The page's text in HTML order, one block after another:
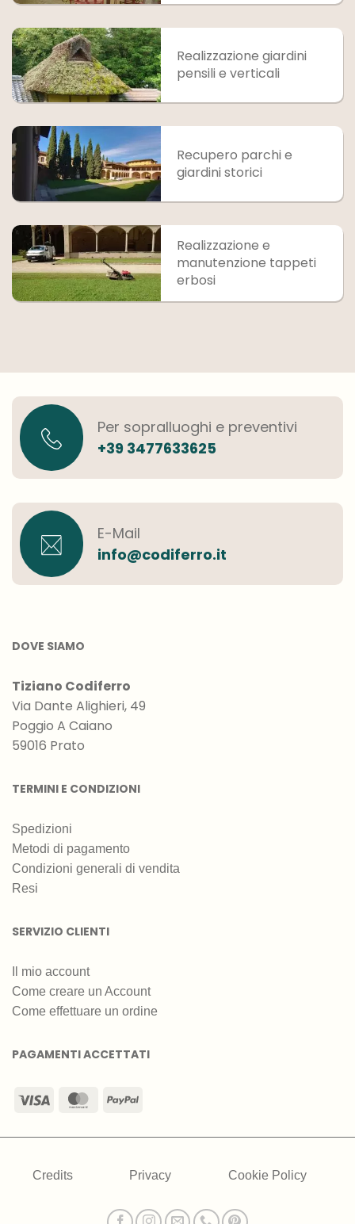
Realizzazione giardini
pensili e verticali
Recupero parchi e
giardini storici
Realizzazione e
manutenzione tappeti
erbosi
Per sopralluoghi e preventivi
+39 3477633625
E-Mail
info@codiferro.it
DOVE SIAMO
Tiziano Codiferro
Via Dante Alighieri, 49
Poggio A Caiano
59016 Prato
TERMINI E CONDIZIONI
Spedizioni
Metodi di pagamento
Condizioni generali di vendita
Resi
SERVIZIO CLIENTI
Il mio account
Come creare un Account
Come effettuare un ordine
PAGAMENTI ACCETTATI
Visa MasterCardPayPal
Credits Privacy Cookie Policy